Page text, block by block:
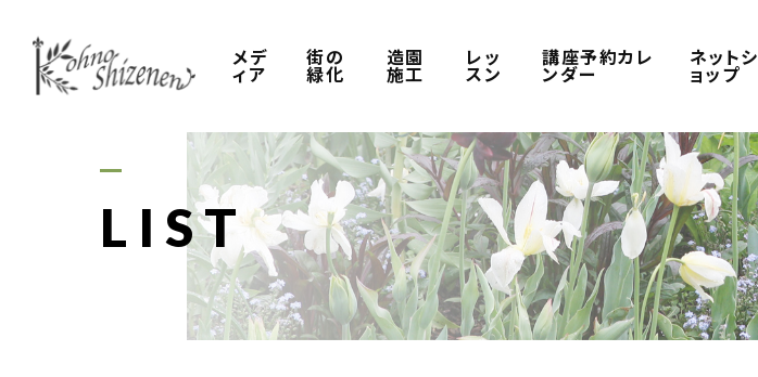
メデ
ィア
街の
緑化
造園
施工
レッ
スン
講座予約カレ
ンダー
ネットシ
ョップ
LIST